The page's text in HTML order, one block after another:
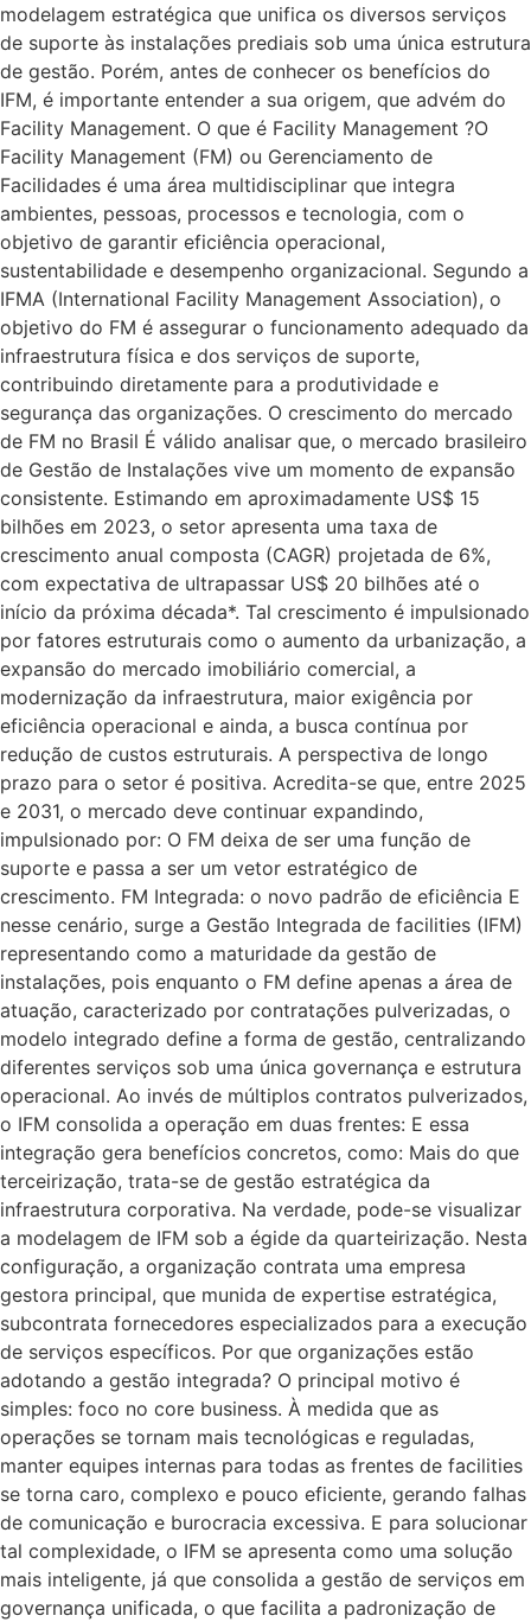
modelagem estratégica que unifica os diversos serviços
de suporte às instalações prediais sob uma única estrutura
de gestão. Porém, antes de conhecer os benefícios do
IFM, é importante entender a sua origem, que advém do
Facility Management. O que é Facility Management ?O
Facility Management (FM) ou Gerenciamento de
Facilidades é uma área multidisciplinar que integra
ambientes, pessoas, processos e tecnologia, com o
objetivo de garantir eficiência operacional,
sustentabilidade e desempenho organizacional. Segundo a
IFMA (International Facility Management Association), o
objetivo do FM é assegurar o funcionamento adequado da
infraestrutura física e dos serviços de suporte,
contribuindo diretamente para a produtividade e
segurança das organizações. O crescimento do mercado
de FM no Brasil É válido analisar que, o mercado brasileiro
de Gestão de Instalações vive um momento de expansão
consistente. Estimando em aproximadamente US$ 15
bilhões em 2023, o setor apresenta uma taxa de
crescimento anual composta (CAGR) projetada de 6%,
com expectativa de ultrapassar US$ 20 bilhões até o
início da próxima década*. Tal crescimento é impulsionado
por fatores estruturais como o aumento da urbanização, a
expansão do mercado imobiliário comercial, a
modernização da infraestrutura, maior exigência por
eficiência operacional e ainda, a busca contínua por
redução de custos estruturais. A perspectiva de longo
prazo para o setor é positiva. Acredita-se que, entre 2025
e 2031, o mercado deve continuar expandindo,
impulsionado por: O FM deixa de ser uma função de
suporte e passa a ser um vetor estratégico de
crescimento. FM Integrada: o novo padrão de eficiência E
nesse cenário, surge a Gestão Integrada de facilities (IFM)
representando como a maturidade da gestão de
instalações, pois enquanto o FM define apenas a área de
atuação, caracterizado por contratações pulverizadas, o
modelo integrado define a forma de gestão, centralizando
diferentes serviços sob uma única governança e estrutura
operacional. Ao invés de múltiplos contratos pulverizados,
o IFM consolida a operação em duas frentes: E essa
integração gera benefícios concretos, como: Mais do que
terceirização, trata-se de gestão estratégica da
infraestrutura corporativa. Na verdade, pode-se visualizar
a modelagem de IFM sob a égide da quarteirização. Nesta
configuração, a organização contrata uma empresa
gestora principal, que munida de expertise estratégica,
subcontrata fornecedores especializados para a execução
de serviços específicos. Por que organizações estão
adotando a gestão integrada? O principal motivo é
simples: foco no core business. À medida que as
operações se tornam mais tecnológicas e reguladas,
manter equipes internas para todas as frentes de facilities
se torna caro, complexo e pouco eficiente, gerando falhas
de comunicação e burocracia excessiva. E para solucionar
tal complexidade, o IFM se apresenta como uma solução
mais inteligente, já que consolida a gestão de serviços em
governança unificada, o que facilita a padronização de